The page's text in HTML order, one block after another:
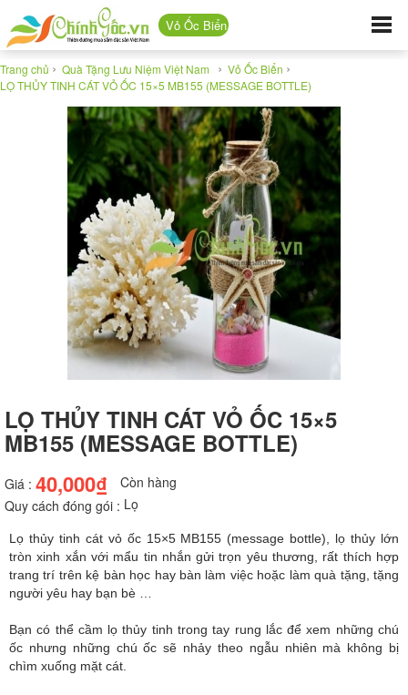
Vỏ Ốc Biển
Trang chủ › Quà Tặng Lưu Niệm Việt Nam › Vỏ Ốc Biển ›
LỌ THỦY TINH CÁT VỎ ỐC 15×5 MB155 (MESSAGE BOTTLE)
LỌ THỦY TINH CÁT VỎ ỐC 15×5
MB155 (MESSAGE BOTTLE)
Giá : 40,000₫
Còn hàng
Quy cách đóng gói : Lọ
Lọ thủy tinh cát vỏ ốc 15×5 MB155 (message bottle), lọ thủy lớn
tròn xinh xắn với mẩu tin nhắn gửi trọn yêu thương, rất thích hợp
trang trí trên kệ bàn học hay bàn làm việc hoặc làm quà tặng, tặng
người yêu hay bạn bè …
Bạn có thể cầm lọ thủy tinh trong tay rung lắc để xem những chú
ốc nhưng những chú ốc sẽ nhảy theo ngẫu nhiên mà không bị
chìm xuống mặt cát.